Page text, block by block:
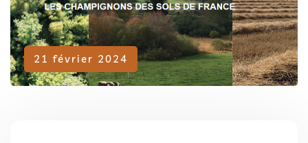
21 février 2024
Adhérent